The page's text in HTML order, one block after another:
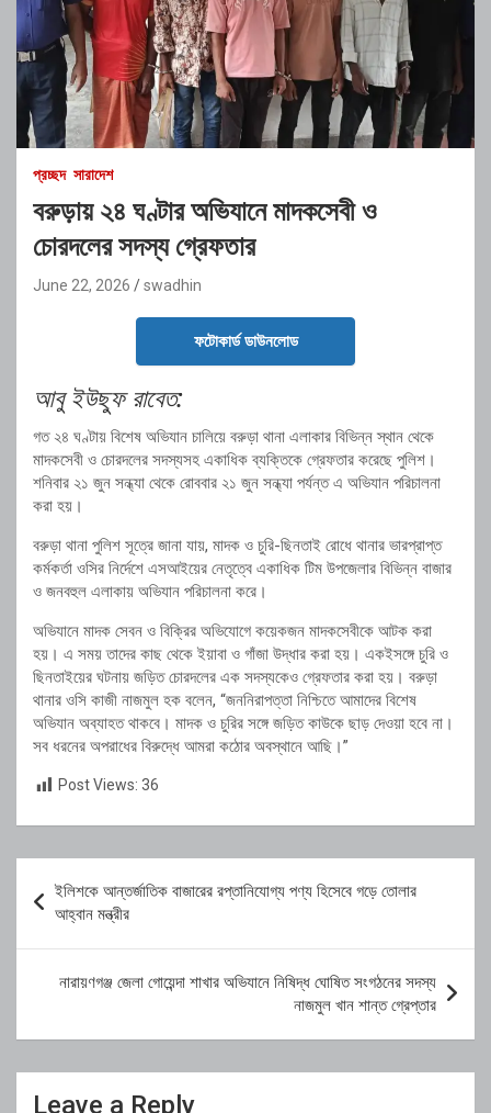
প্রচ্ছদ সারাদেশ
বরুড়ায় ২৪ ঘণ্টার অভিযানে মাদকসেবী ও
চোরদলের সদস্য গ্রেফতার
June 22, 2026 swadhin
ফটোকার্ড ডাউনলোড
আবু ইউছুফ রাবেত:
গত ২৪ ঘণ্টায় বিশেষ অভিযান চালিয়ে বরুড়া থানা এলাকার বিভিন্ন স্থান থেকে
মাদকসেবী ও চোরদলের সদস্যসহ একাধিক ব্যক্তিকে গ্রেফতার করেছে পুলিশ।
শনিবার ২১ জুন সন্ধ্যা থেকে রোববার ২১ জুন সন্ধ্যা পর্যন্ত এ অভিযান পরিচালনা
করা হয়।
বরুড়া থানা পুলিশ সূত্রে জানা যায়, মাদক ও চুরি-ছিনতাই রোধে থানার ভারপ্রাপ্ত
কর্মকর্তা ওসির নির্দেশে এসআইয়ের নেতৃত্বে একাধিক টিম উপজেলার বিভিন্ন বাজার
ও জনবহুল এলাকায় অভিযান পরিচালনা করে।
অভিযানে মাদক সেবন ও বিক্রির অভিযোগে কয়েকজন মাদকসেবীকে আটক করা
হয়। এ সময় তাদের কাছ থেকে ইয়াবা ও গাঁজা উদ্ধার করা হয়। একইসঙ্গে চুরি ও
ছিনতাইয়ের ঘটনায় জড়িত চোরদলের এক সদস্যকেও গ্রেফতার করা হয়। বরুড়া
থানার ওসি কাজী নাজমুল হক বলেন, “জননিরাপত্তা নিশ্চিতে আমাদের বিশেষ
অভিযান অব্যাহত থাকবে। মাদক ও চুরির সঙ্গে জড়িত কাউকে ছাড় দেওয়া হবে না।
সব ধরনের অপরাধের বিরুদ্ধে আমরা কঠোর অবস্থানে আছি।”
Post Views: 36
navigation
ইলিশকে আন্তর্জাতিক বাজারের রপ্তানিযোগ্য পণ্য হিসেবে গড়ে তোলার
আহ্বান মন্ত্রীর
নারায়ণগঞ্জ জেলা গোয়েন্দা শাখার অভিযানে নিষিদ্ধ ঘোষিত সংগঠনের সদস্য
নাজমুল খান শান্ত গ্রেপ্তার
Leave a Reply